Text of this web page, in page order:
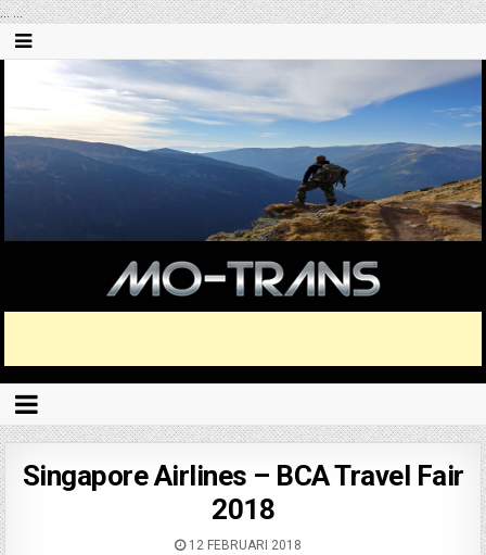
......
Singapore Airlines – BCA Travel Fair
2018
12 FEBRUARI 2018